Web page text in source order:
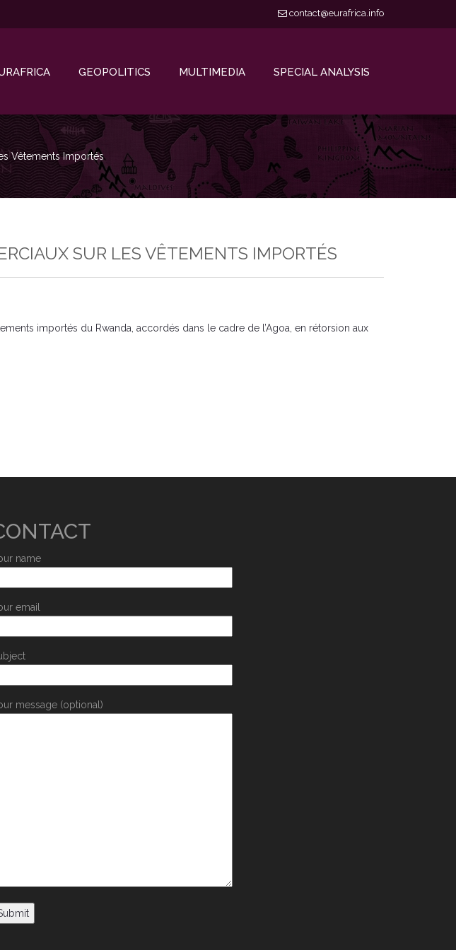
contact@eurafrica.info
GEOPOLITICS MULTIMEDIA SPECIAL ANALYSIS
Vêtements Importés
SUR LES VÊTEMENTS IMPORTÉS
importés du Rwanda, accordés dans le cadre de l’Agoa, en rétorsion aux
name
email
message (optional)